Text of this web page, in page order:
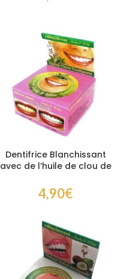
Dentifrice Blanchissant
avec de l’huile de clou de
4,90€